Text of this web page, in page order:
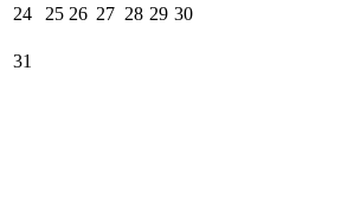
24 25 26 27 28 29 30
31